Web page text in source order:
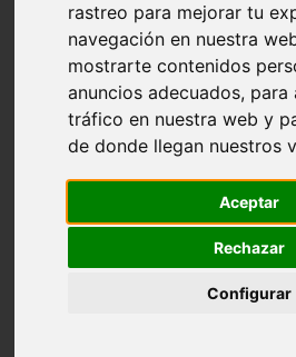
rastreo para mejorar tu
navegación en nuestra
mostrarte contenidos
anuncios adecuados, para
tráfico en nuestra web y
de donde llegan nuestros
Aceptar
Rechazar
Configurar